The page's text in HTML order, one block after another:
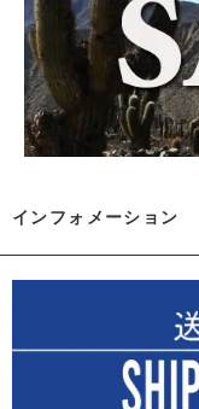
インフォメーション